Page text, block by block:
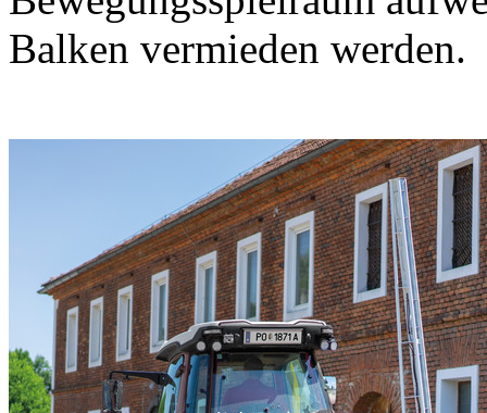
Balken vermieden werden.